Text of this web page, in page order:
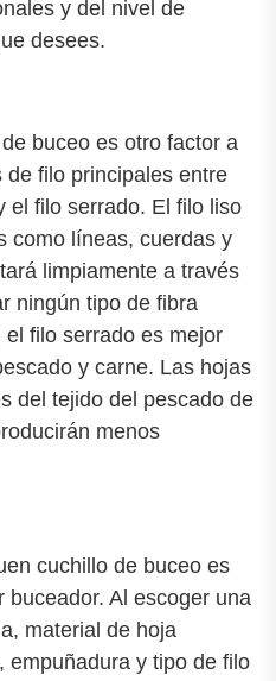
y del nivel de
desees.
buceo es otro factor a
filo principales entre
el filo serrado. El filo liso
como líneas, cuerdas y
limpiamente a través
ningún tipo de fibra
filo serrado es mejor
y carne. Las hojas
del tejido del pescado de
menos
cuchillo de buceo es
buceador. Al escoger una
material de hoja
empuñadura y tipo de filo